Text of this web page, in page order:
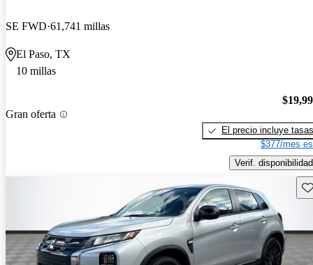
SE FWD 61,741 millas
El Paso, TX
10 millas
Gran oferta
El precio incluye tasas
$377/mes
Verif. disponibilidad